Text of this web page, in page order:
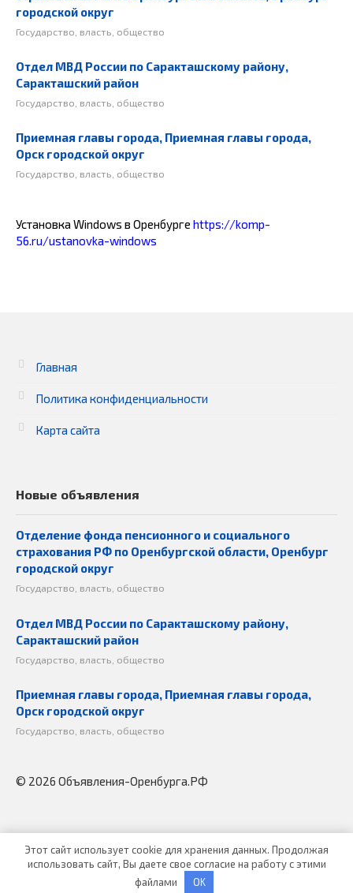
городской округ
Государство, власть, общество
Отдел МВД России по Саракташскому району,
Саракташский район
Государство, власть, общество
Приемная главы города, Приемная главы города,
Орск городской округ
Государство, власть, общество
Установка Windows в Оренбурге https://komp-
56.ru/ustanovka-windows
Главная
Политика конфиденциальности
Карта сайта
Новые объявления
Отделение фонда пенсионного и социального
страхования РФ по Оренбургской области, Оренбург
городской округ
Государство, власть, общество
Отдел МВД России по Саракташскому району,
Саракташский район
Государство, власть, общество
Приемная главы города, Приемная главы города,
Орск городской округ
Государство, власть, общество
© 2026 Объявления-Оренбурга.РФ
Этот сайт использует cookie для хранения данных. Продолжая
использовать сайт, Вы даете свое согласие на работу с этими
файлами
OK